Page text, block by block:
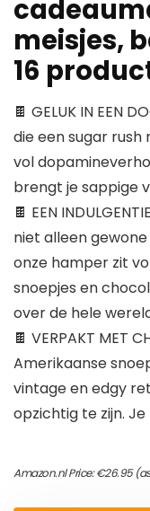
meisjes,
16
🍫 GELUK IN EEN
die een sugar
vol
brengt je sappige
🍫 EEN
niet alleen gewone
onze hamper zit
snoepjes en
over de hele
🍫 VERPAKT MET
Amerikaanse
vintage en edgy
opzichtig te zijn.
Amazon.nl Price:€26.95